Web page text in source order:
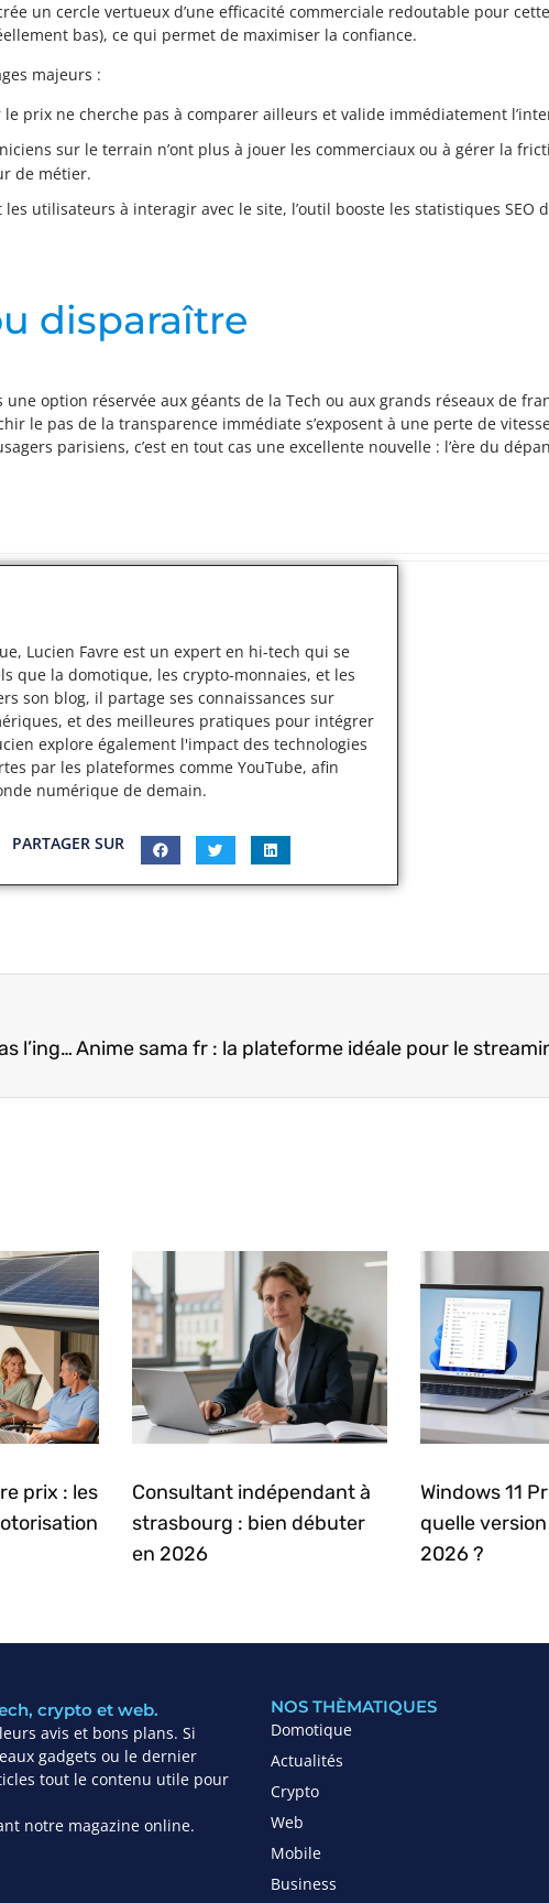
un cercle vertueux d’une efficacité commerciale redoutable pour
bas), ce qui permet de maximiser la confiance.
majeurs :
prix ne cherche pas à comparer ailleurs et valide immédiatement
sur le terrain n’ont plus à jouer les commerciaux ou à gérer la
de métier.
les utilisateurs à interagir avec le site, l’outil booste les statistiques SEO
disparaître
une option réservée aux géants de la Tech ou aux grands réseaux de
le pas de la transparence immédiate s’exposent à une perte de
parisiens, c’est en tout cas une excellente nouvelle : l’ère du
Lucien Favre est un expert en hi-tech qui se
que la domotique, les crypto-monnaies, et les
son blog, il partage ses connaissances sur
et des meilleures pratiques pour intégrer
explore également l'impact des technologies
par les plateformes comme YouTube, afin
numérique de demain.
PARTAGER SUR
Au-delà du code : pourquoi l’IA ne remplacera pas l’ingénierie de conversion sur WordPress en 2026
prix : les
Consultant indépendant à
strasbourg : bien débuter
en 2026
Windows 11
quelle
2026 ?
crypto et web.
avis et bons plans. Si
gadgets ou le dernier
tout le contenu utile pour
notre magazine online.
NOS THÈMATIQUES
Domotique
Actualités
Crypto
Web
Mobile
Business